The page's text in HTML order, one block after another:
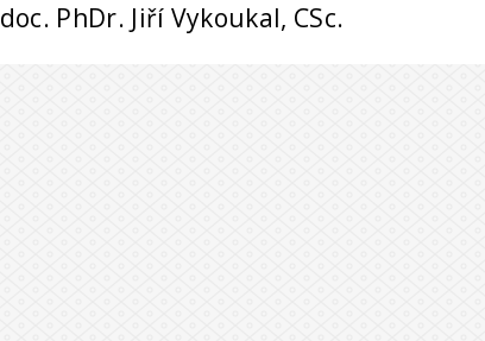
doc. PhDr. Jiří Vykoukal, CSc.